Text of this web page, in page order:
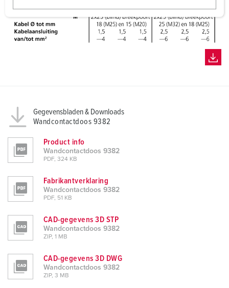
w
a
h
Gegevensbladen & Downloads
Wandcontactdoos 9382
Product info
Wandcontactdoos 9382
PDF, 324 KB
Fabrikantverklaring
Wandcontactdoos 9382
PDF, 51 KB
CAD-gegevens 3D STP
Wandcontactdoos 9382
ZIP, 1 MB
CAD-gegevens 3D DWG
Wandcontactdoos 9382
ZIP, 3 MB